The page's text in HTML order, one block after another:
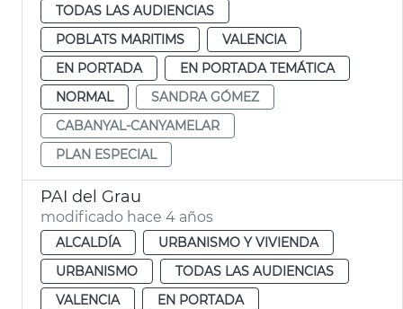
TODAS LAS AUDIENCIAS
POBLATS MARITIMS
VALENCIA
EN PORTADA
EN PORTADA TEMÁTICA
NORMAL
SANDRA GÓMEZ
CABANYAL-CANYAMELAR
PLAN ESPECIAL
PAI del Grau
modificado hace 4 años
ALCALDÍA
URBANISMO Y VIVIENDA
URBANISMO
TODAS LAS AUDIENCIAS
VALENCIA
EN PORTADA